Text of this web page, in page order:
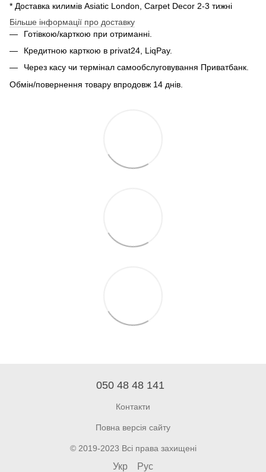
* Доставка килимів Asiatic London, Carpet Decor 2-3 тижні
Більше інформації про доставку
Готівкою/карткою при отриманні.
Кредитною карткою в privat24, LiqPay.
Через касу чи термінал самообслуговування Приватбанк.
Обмін/повернення товару впродовж 14 днів.
050 48 48 141
Контакти
Повна версія сайту
© 2019-2023 Всі права захищені
Укр Рус